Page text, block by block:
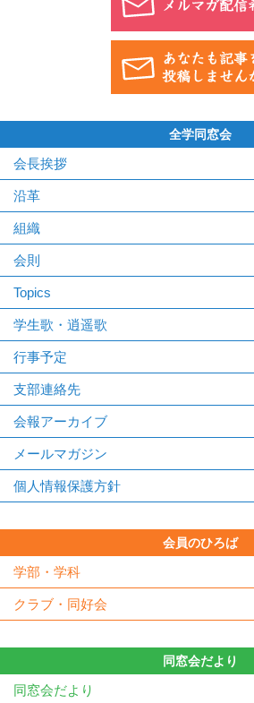
全学同窓会
会長挨拶
沿革
組織
会則
Topics
学生歌・逍遥歌
行事予定
支部連絡先
会報アーカイブ
メールマガジン
個人情報保護方針
会員のひろば
学部・学科
クラブ・同好会
同窓会だより
同窓会だより